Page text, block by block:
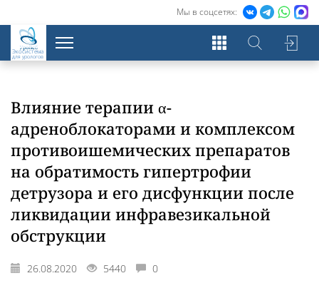
Мы в соцсетях:
Экосистема
для урологов
Влияние терапии α-
адреноблокаторами и комплексом
противоишемических препаратов
на обратимость гипертрофии
детрузора и его дисфункции после
ликвидации инфравезикальной
обструкции
26.08.2020 5440 0